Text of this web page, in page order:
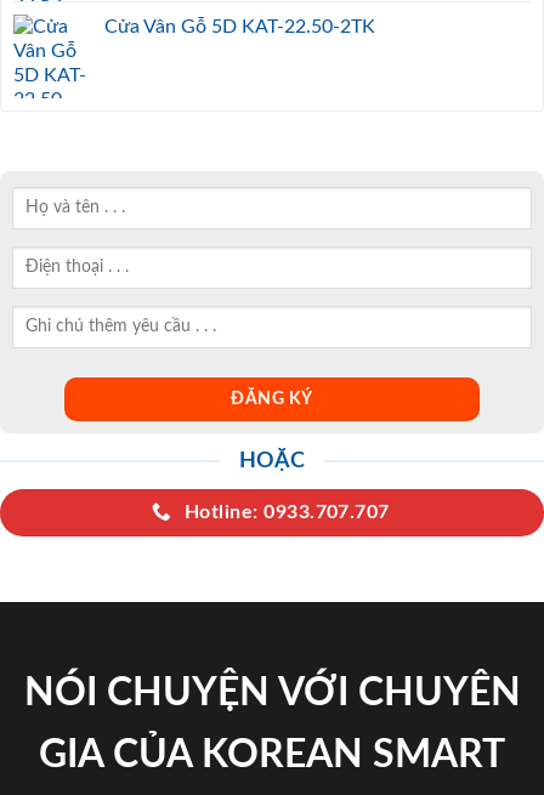
Cửa Vân Gỗ 5D KAT-22.50-2TK
HOẶC
Hotline: 0933.707.707
NÓI CHUYỆN VỚI CHUYÊN
GIA CỦA KOREAN SMART